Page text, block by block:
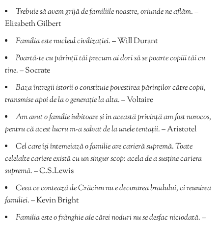
Trebuie să avem grijă de familiile noastre, oriunde ne aflăm.–
Elizabeth Gilbert
Familia este nucleul civilizației.– Will Durant
Poartă-te cu părinții tăi precum ai dori să se poarte copiii tăi cu
tine.– Socrate
Baza întregii istorii o constituie povestirea părinților către copii,
transmise apoi de la o generație la alta.– Voltaire
Am avut o familie iubitoare și în această privință am fost norocos,
pentru că acest lucru m-a salvat de la unele tentații.– Aristotel
Cel care își întemeiază o familie are carieră supremă. Toate
celelalte cariere există cu un singur scop: acela de a susține cariera
supremă.– C.S.Lewis
Ceea ce contează de Crăciun nu e decorarea bradului, ci reunirea
familiei.– Kevin Bright
Familia este o frânghie ale cărei noduri nu se desfac niciodată.–